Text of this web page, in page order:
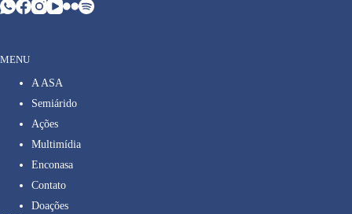
MENU
A ASA
Semiárido
Ações
Multimídia
Enconasa
Contato
Doações